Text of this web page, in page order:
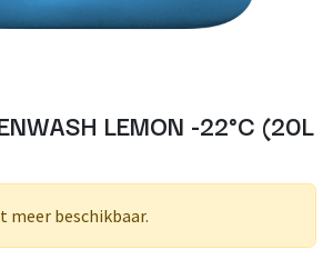
LEMON -22°C (20L
meer beschikbaar.